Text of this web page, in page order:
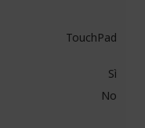
TouchPad
Sì
No